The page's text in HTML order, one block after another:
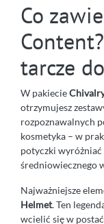
Co
tarcze
W pakiecie
otrzymujesz
rozpoznawalnych
kosmetyka – w
potyczki
średniowiecznego
Najważniejsze
Helmet. Ten
wcielić się w